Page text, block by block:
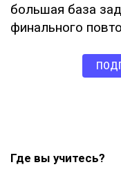
большая база
финального
Где вы учитесь?